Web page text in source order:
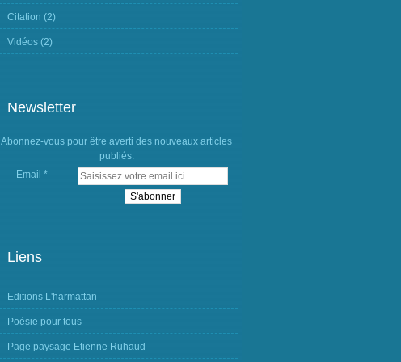
Citation (2)
Vidéos (2)
Newsletter
Abonnez-vous pour être averti des nouveaux articles
publiés.
Email
Liens
Editions L'harmattan
Poésie pour tous
Page paysage Etienne Ruhaud